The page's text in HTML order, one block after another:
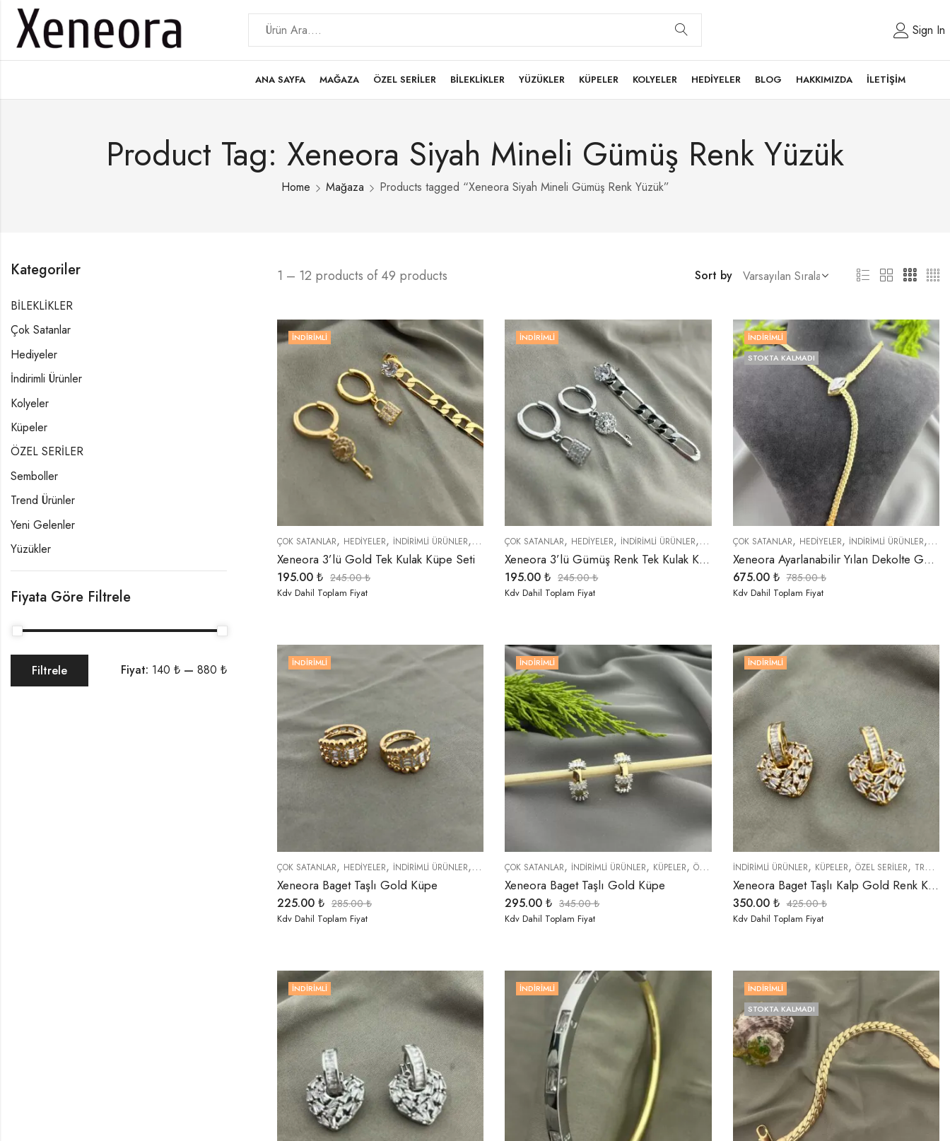
Sign In
ANA SAYFA MAĞAZA ÖZEL SERİLER BİLEKLİKLER YÜZÜKLER KÜPELER KOLYELER HEDİYELER BLOG HAKKIMIZDA İLETİŞİM
Product Tag: Xeneora Siyah Mineli Gümüş Renk Yüzük
Home Mağaza Products tagged “Xeneora Siyah Mineli Gümüş Renk Yüzük”
1 – 12 products of 49 products Sort by
İNDIRIMLI
ÇOK SATANLAR, HEDIYELER, İNDIRIMLI ÜRÜNLER, KÜPELER,TREND ÜRÜNLER,YENI GELENLER
Xeneora 3’lü Gold Tek Kulak Küpe Seti
195.00 ₺ 245.00₺
Kdv Dahil Toplam Fiyat
İNDIRIMLI
ÇOK SATANLAR, HEDIYELER, İNDIRIMLI ÜRÜNLER, KÜPELER,TREND ÜRÜNLER,YENI GELENLER
Xeneora 3’lü Gümüş Renk Tek Kulak Küpe Seti
195.00₺ 245.00₺
Kdv Dahil Toplam Fiyat
İNDIRIMLI
STOKTA KALMADI
ÇOK SATANLAR, HEDIYELER, İNDIRIMLI ÜRÜNLER,
Xeneora Ayarlanabilir Yılan Dekolte Gold Kolye
675.00 ₺ 785.00₺
Kdv Dahil Toplam Fiyat
İNDIRIMLI
ÇOK SATANLAR, HEDIYELER, İNDIRIMLI ÜRÜNLER, KÜPELER,TREND ÜRÜNLER
Xeneora Baget Taşlı Gold Küpe
225.00 ₺ 285.00₺
Kdv Dahil Toplam Fiyat
İNDIRIMLI
ÇOK SATANLAR, İNDIRIMLI ÜRÜNLER, KÜPELER,ÖZEL SERİLER ,TREND ÜRÜNLER,YENI GELENLER
Xeneora Baget Taşlı Gold Küpe
295.00₺ 345.00₺
Kdv Dahil Toplam Fiyat
İNDIRIMLI
İNDIRIMLI ÜRÜNLER, KÜPELER, ÖZEL SERİLER, TREND ÜRÜNLER
Xeneora Baget Taşlı Kalp Gold Renk Küpe
350.00 ₺ 425.00₺
Kdv Dahil Toplam Fiyat
İNDIRIMLI İNDIRIMLI
İNDIRIMLI
STOKTA KALMADI
Kategoriler
BİLEKLİKLER
Çok Satanlar
Hediyeler
İndirimli Ürünler
Kolyeler
Küpeler
ÖZEL SERİLER
Semboller
Trend Ürünler
Yeni Gelenler
Yüzükler
Fiyata Göre Filtrele
Filtrele Fiyat: 140 ₺ — 880 ₺